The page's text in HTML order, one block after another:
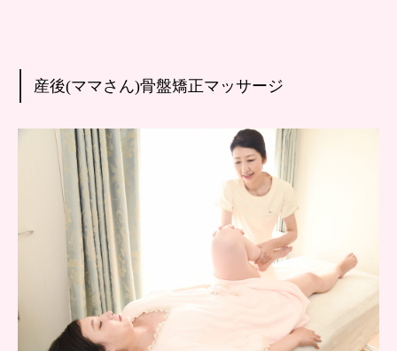
産後(ママさん)骨盤矯正マッサージ